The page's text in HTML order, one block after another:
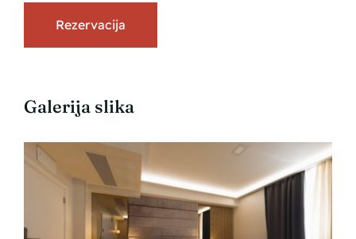
Rezervacija
Galerija slika